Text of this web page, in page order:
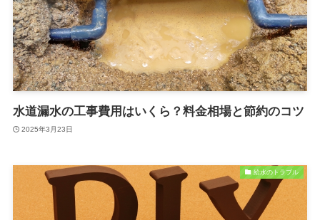
水道漏水の工事費用はいくら？料金相場と節約のコツ
2025年3月23日
給水のトラブル